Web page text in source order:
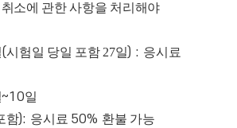
소에 관한 사항을 처리해야
(시험일 당일 포함 27일) : 응시료
~10일
함): 응시료 50% 환불 가능